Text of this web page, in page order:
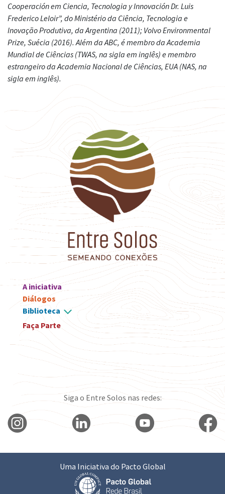
Cooperación em Ciencia, Tecnologia y Innovación Dr. Luis
Frederico Leloir”, do Ministério da Ciência, Tecnologia e
Inovação Produtiva, da Argentina (2011); Volvo Environmental
Prize, Suécia (2016). Além da ABC, é membro da Academia
Mundial de Ciências (TWAS, na sigla em inglês) e membro
estrangeiro da Academia Nacional de Ciências, EUA (NAS, na
sigla em inglês).
A iniciativa
Diálogos
Biblioteca
Faça Parte
Siga o Entre Solos nas redes:
Uma Iniciativa do Pacto Global